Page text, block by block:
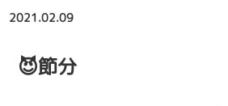
2021.02.09
😈節分